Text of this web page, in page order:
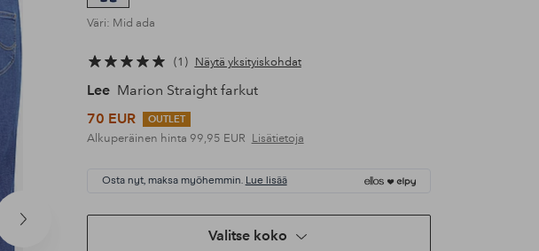
Seuraava
Väri: Mid ada
1 Näytä yksityiskohdat
Lee Marion Straight farkut
70 EUR
OUTLET
Alkuperäinen hinta 99,95 EUR Lisätietoja
Osta nyt, maksa myöhemmin. Lue lisää
Valitse koko